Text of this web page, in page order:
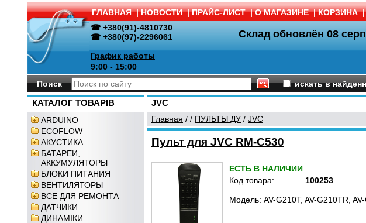
ГЛАВНАЯ | НОВОСТИ | ПРАЙС-ЛИСТ | О МАГАЗИНЕ | КОРЗИНА |
☎ +380(91)-4810730
☎ +380(97)-2296061
График работы
9:00 - 15:00
Склад обновлён 08
Поиск искать в
КАТАЛОГ ТОВАРІВ
ARDUINO
ECOFLOW
АКУСТИКА
БАТАРЕИ,
АККУМУЛЯТОРЫ
БЛОКИ ПИТАНИЯ
ВЕНТИЛЯТОРЫ
ВСЕ ДЛЯ РЕМОНТА
ДАТЧИКИ
ДИНАМІКИ
JVC
Главная / / ПУЛЬТЫ ДУ / JVC
Пульт для JVC RM-C530
ЕСТЬ В НАЛИЧИИ
Код товара:
100253
Модель: AV-G210T, AV-G210TR,